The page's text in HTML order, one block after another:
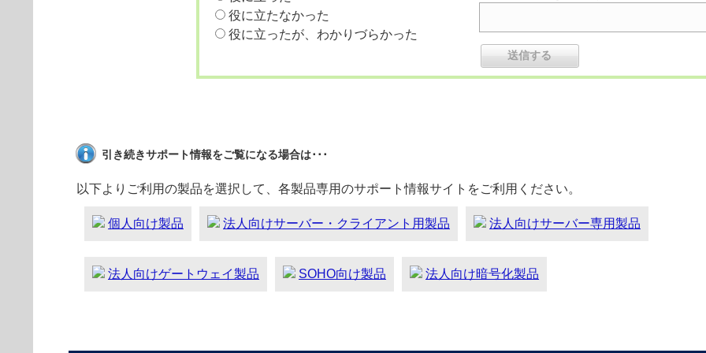
役に立たなかった
役に立ったが、わかりづらかった
引き続きサポート情報をご覧になる場合は･･･
以下よりご利用の製品を選択して、各製品専用のサポート情報サイトをご利用ください。
個人向け製品 法人向けサーバー・クライアント用製品 法人向けサーバー専用製品
法人向けゲートウェイ製品 SOHO向け製品 法人向け暗号化製品